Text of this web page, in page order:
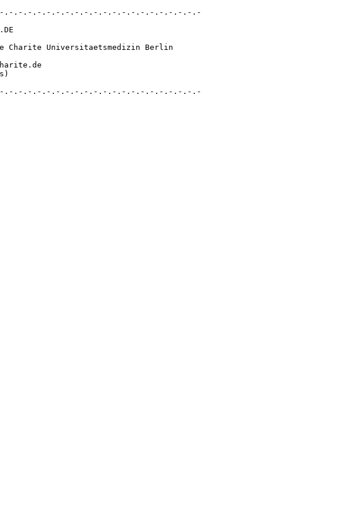
.-.-.-.-.-.-.-.-.-.-.-.-.-.-.-.-.-.-.-.-
Charite Universitaetsmedizin Berlin